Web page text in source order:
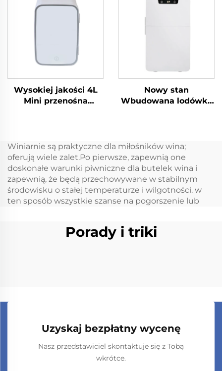
do kempingu,
kampera, podróży –
Chłodziarka
samochodowa 30L
Wysokiej jakości 4L
Mini przenośna
elektrycznego do
pielęgnacji skóry lub
do użytku w garażu
Stan Nowy
Nowy stan
Wbudowana lodówka
Wbudowana lodówka
samochodowa 20L Dc
Mini lodówka
szufladowa
Winiarnie są praktyczne dla miłośników wina;
oferują wiele zalet.Po pierwsze, zapewnią one
doskonałe warunki piwniczne dla butelek wina i
zapewnią, że będą przechowywane w stabilnym
środowisku o stałej temperaturze i wilgotności. w
ten sposób wszystkie szanse na pogorszenie lub
Porady i triki
Uzyskaj bezpłatny wycenę
Nasz przedstawiciel skontaktuje się z Tobą
wkrótce.